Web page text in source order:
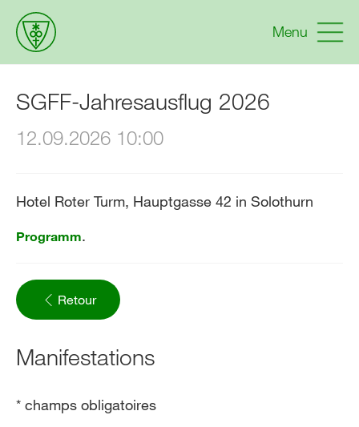
Menu
SGFF-Jahresausflug 2026
12.09.2026 10:00
Hotel Roter Turm, Hauptgasse 42 in Solothurn
Programm.
Retour
Manifestations
* champs obligatoires